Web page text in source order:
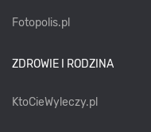
Fotopolis.pl
ZDROWIE I RODZINA
KtoCieWyleczy.pl